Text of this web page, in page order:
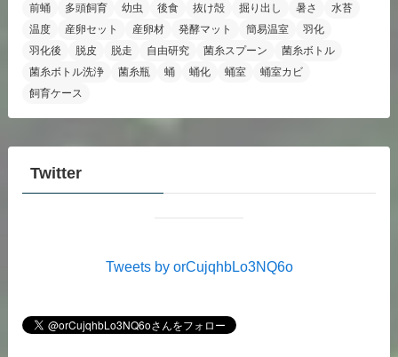
前蛹
多頭飼育 幼虫 後食 抜け殻 掘り出し 暑さ
水苔
温度
産卵セット 産卵材 発酵マット 簡易温室
羽化
羽化後
脱皮 脱走 自由研究 菌糸スプーン
菌糸ボトル
菌糸ボトル洗浄
菌糸瓶 蛹 蛹化 蛹室
蛹室カビ
飼育ケース
Twitter
Tweets by orCujqhbLo3NQ6o